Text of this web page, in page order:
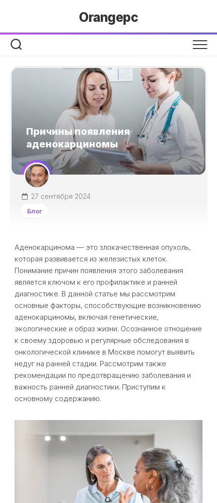
Orangepc
Причины появления
аденокарциномы
27 сентября 2024
Блог
Аденокарцинома — это злокачественная опухоль,
которая развивается из железистых клеток.
Понимание причин появления этого заболевания
является ключом к его профилактике и ранней
диагностике. В данной статье мы рассмотрим
основные факторы, способствующие возникновению
аденокарциномы, включая генетические,
экологические и образ жизни. Осознанное отношение
к своему здоровью и регулярные обследования в
онкологической клинике в Москве помогут выявить
недуг на ранней стадии. Рассмотрим также
рекомендации по предотвращению заболевания и
важность ранней диагностики. Приступим к
основному содержанию.